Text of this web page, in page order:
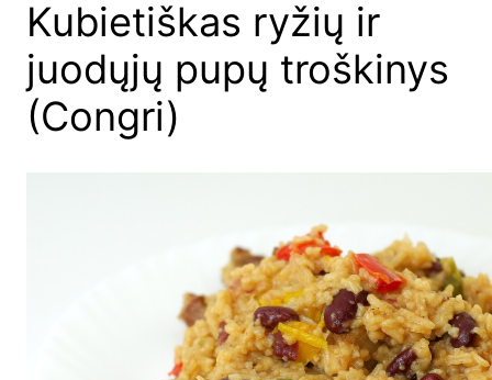
Kubietiškas ryžių ir
juodųjų pupų troškinys
(Congri)